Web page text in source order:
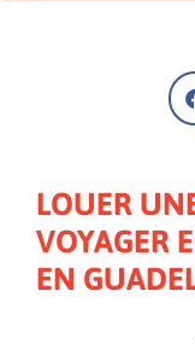
LOUER
VOYAGER
EN